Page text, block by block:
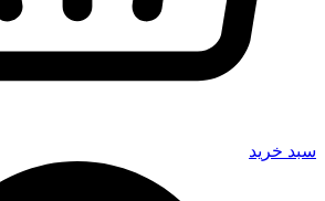
سبد خرید